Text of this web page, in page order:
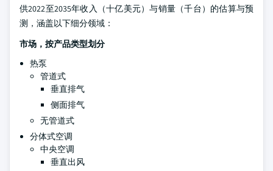
供2022至2035年收入（十亿美元）与销量（千台）的估算与预
测，涵盖以下细分领域：
市场，按产品类型划分
热泵
管道式
垂直排气
侧面排气
无管道式
分体式空调
中央空调
垂直出风